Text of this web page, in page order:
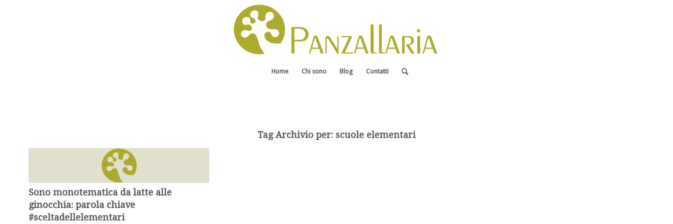
Home Chi sono Blog Contatti
Tag Archivio per: scuole elementari
Sono monotematica da latte alle
ginocchia: parola chiave
#sceltadellelementari